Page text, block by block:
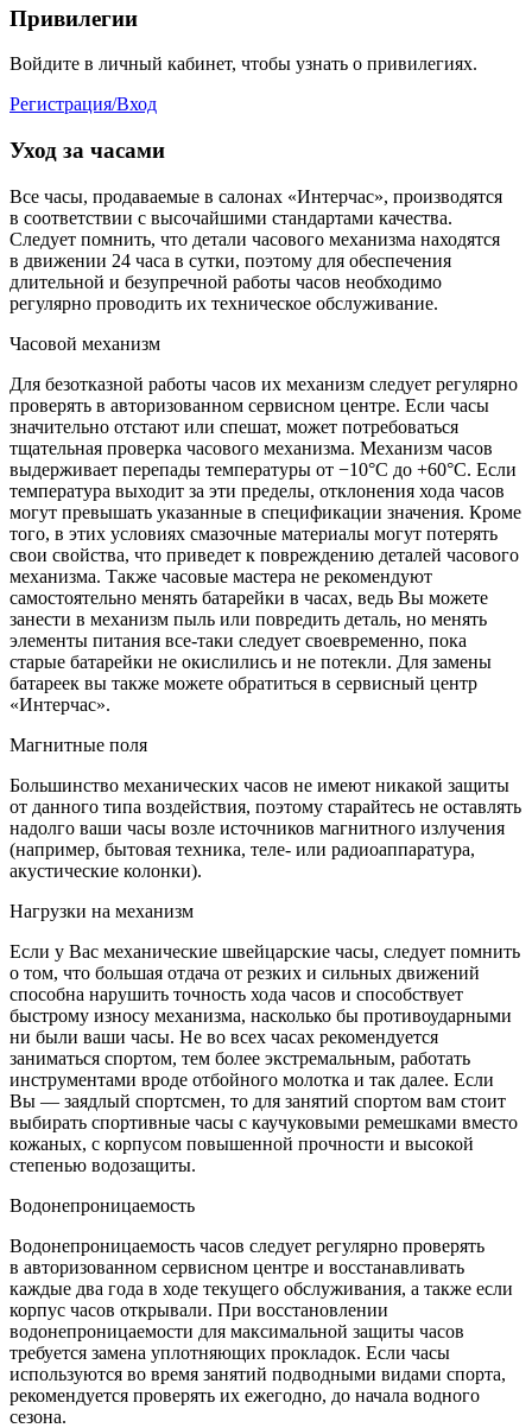
Привилегии
Войдите в личный кабинет, чтобы узнать о привилегиях.
Регистрация/Вход
Уход за часами
Все часы, продаваемые в салонах «Интерчас», производятся
в соответствии с высочайшими стандартами качества.
Следует помнить, что детали часового механизма находятся
в движении 24 часа в сутки, поэтому для обеспечения
длительной и безупречной работы часов необходимо
регулярно проводить их техническое обслуживание.
Часовой механизм
Для безотказной работы часов их механизм следует регулярно
проверять в авторизованном сервисном центре. Если часы
значительно отстают или спешат, может потребоваться
тщательная проверка часового механизма. Механизм часов
выдерживает перепады температуры от −10°C до +60°C. Если
температура выходит за эти пределы, отклонения хода часов
могут превышать указанные в спецификации значения. Кроме
того, в этих условиях смазочные материалы могут потерять
свои свойства, что приведет к повреждению деталей часового
механизма. Также часовые мастера не рекомендуют
самостоятельно менять батарейки в часах, ведь Вы можете
занести в механизм пыль или повредить деталь, но менять
элементы питания все-таки следует своевременно, пока
старые батарейки не окислились и не потекли. Для замены
батареек вы также можете обратиться в сервисный центр
«Интерчас».
Магнитные поля
Большинство механических часов не имеют никакой защиты
от данного типа воздействия, поэтому старайтесь не оставлять
надолго ваши часы возле источников магнитного излучения
(например, бытовая техника, теле- или радиоаппаратура,
акустические колонки).
Нагрузки на механизм
Если у Вас механические швейцарские часы, следует помнить
о том, что большая отдача от резких и сильных движений
способна нарушить точность хода часов и способствует
быстрому износу механизма, насколько бы противоударными
ни были ваши часы. Не во всех часах рекомендуется
заниматься спортом, тем более экстремальным, работать
инструментами вроде отбойного молотка и так далее. Если
Вы — заядлый спортсмен, то для занятий спортом вам стоит
выбирать спортивные часы с каучуковыми ремешками вместо
кожаных, с корпусом повышенной прочности и высокой
степенью водозащиты.
Водонепроницаемость
Водонепроницаемость часов следует регулярно проверять
в авторизованном сервисном центре и восстанавливать
каждые два года в ходе текущего обслуживания, а также если
корпус часов открывали. При восстановлении
водонепроницаемости для максимальной защиты часов
требуется замена уплотняющих прокладок. Если часы
используются во время занятий подводными видами спорта,
рекомендуется проверять их ежегодно, до начала водного
сезона.